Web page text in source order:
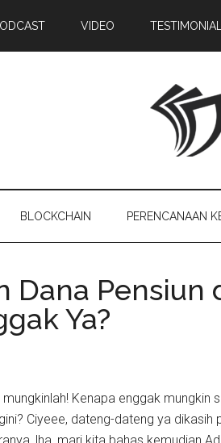
VIDEO
BLOCKCHAIN PERENCANAAN
Dana Pensiun
Ya?
mungkinlah! Kenapa enggak mungkin
Ciyeee, dateng-dateng ya